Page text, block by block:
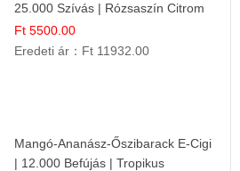
25.000 Szívás | Rózsaszín Citrom
Íz
Ft 5500.00
Eredeti ár： Ft 11932.00
Mangó-Ananász-Őszibarack E-Cigi
| 12.000 Befújás | Tropikus